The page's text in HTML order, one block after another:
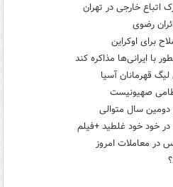
اتباع خارجی در تهران
رضوی
برای اوکراین
با ایرانی‌ها مذاکره کند
قهرمانان آسیا
صهیونیست
خود خود غلطید +فیلم